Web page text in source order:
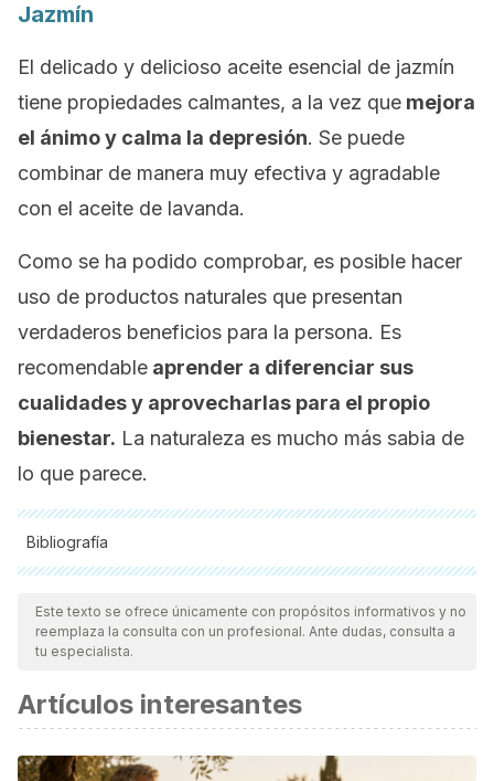
Jazmín
El delicado y delicioso aceite esencial de jazmín
tiene propiedades calmantes, a la vez que mejora
el ánimo y calma la depresión. Se puede
combinar de manera muy efectiva y agradable
con el aceite de lavanda.
Como se ha podido comprobar, es posible hacer
uso de productos naturales que presentan
verdaderos beneficios para la persona. Es
recomendable aprender a diferenciar sus
cualidades y aprovecharlas para el propio
bienestar. La naturaleza es mucho más sabia de
lo que parece.
Bibliografía
Todas las fuentes citadas fueron revisadas a profundidad por
nuestro equipo, para asegurar su calidad, confiabilidad,
vigencia y validez.La bibliografía de este artículo fue
científica.
Verma, R. S., Rahman, L. U., Chanotiya, C. S., Verma, R. K.,
Chauhan, A., Yadav, A., … Yadav, A. K. (2010). Esential oil
Este texto se ofrece únicamente con propósitos informativos y no
reemplaza la consulta con un profesional. Ante dudas, consulta a
tu especialista.
Artículos interesantes